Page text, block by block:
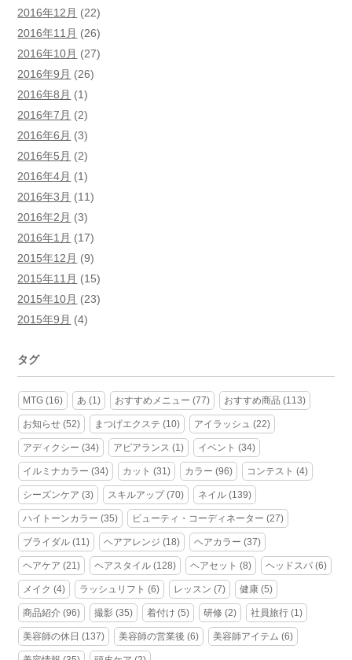
2016年12月 (22)
2016年11月 (26)
2016年10月 (27)
2016年9月 (26)
2016年8月 (1)
2016年7月 (2)
2016年6月 (3)
2016年5月 (2)
2016年4月 (1)
2016年3月 (11)
2016年2月 (3)
2016年1月 (17)
2015年12月 (9)
2015年11月 (15)
2015年10月 (23)
2015年9月 (4)
タグ
MTG (16) あ (1) おすすめメニュー (77) おすすめ商品 (113)
お知らせ (52) まつげエクステ (10) アイラッシュ (22)
アディクシー (34) アピアランス (1) イベント (34)
イルミナカラー (34) カット (31) カラー (96) コンテスト (4)
シーズンケア (3) スキルアップ(70) ネイル (139)
ハイトーンカラー (35) ビューティ・コーディネーター (27)
ブライダル (11) ヘアアレンジ (18) ヘアカラー (37)
ヘアケア (21) ヘアスタイル (128) ヘアセット (8) ヘッドスパ (6)
メイク (4) ラッシュリフト (6) レッスン (7) 健康 (5)
商品紹介 (96) 撮影 (35) 着付け (5) 研修 (2) 社員旅行 (1)
美容師の休日 (137) 美容師の営業後 (6) 美容師アイテム (6)